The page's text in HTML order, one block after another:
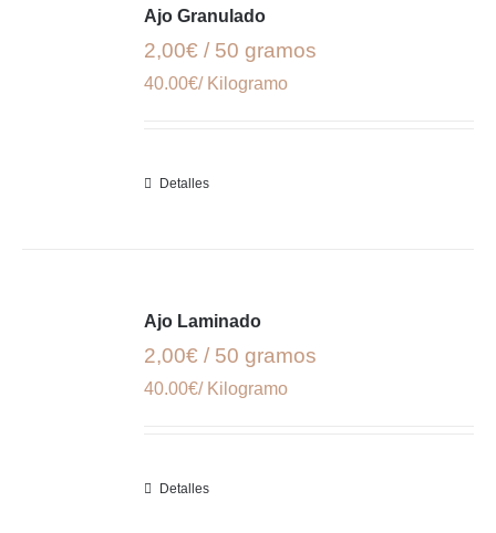
Ajo Granulado
2,00€ / 50 gramos
40.00€/ Kilogramo
Detalles
Ajo Laminado
2,00€ / 50 gramos
40.00€/ Kilogramo
Detalles